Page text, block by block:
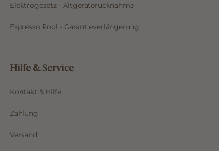
Elektrogesetz - Altgeräterücknahme
Espresso Pool - Garantieverlängerung
Hilfe & Service
Kontakt & Hilfe
Zahlung
Versand